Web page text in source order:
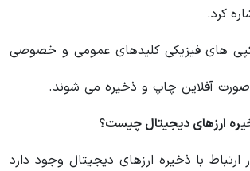
های فیزیکی کلیدهای عمومی و خصوصی
آفلاین چاپ و ذخیره می شوند.
ارزهای دیجیتال چیست؟
با ذخیره ارزهای دیجیتال وجود دارد